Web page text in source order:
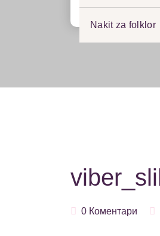
Nakit za folklor
0 Коментари